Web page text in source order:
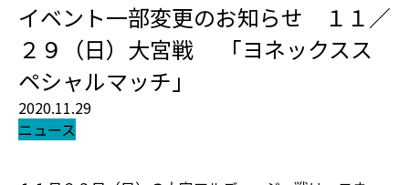
イベント一部変更のお知らせ １１／
２９（日）大宮戦 「ヨネックスス
ペシャルマッチ」
2020.11.29
ニュース